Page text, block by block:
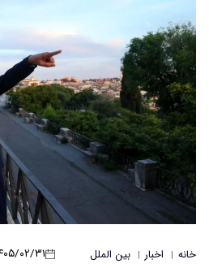
خانه | اخبار | بین الملل ۱۴۰۵/۰۲/۳۱